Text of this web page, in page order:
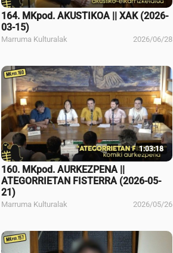
164. MKpod. AKUSTIKOA || XAK (2026-
03-15)
Marruma Kulturalak 2026/06/28
1:03:18
160. MKpod. AURKEZPENA ||
ATEGORRIETAN FISTERRA (2026-05-
21)
Marruma Kulturalak 2026/05/26